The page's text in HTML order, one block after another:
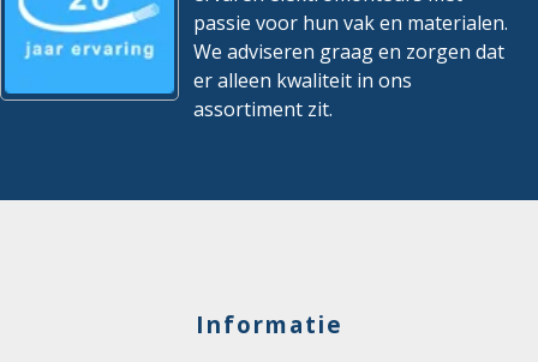
passie voor hun vak en materialen.
We adviseren graag en zorgen dat
er alleen kwaliteit in ons
assortiment zit.
Informatie